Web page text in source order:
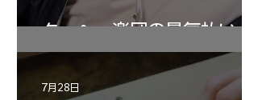
ターヘー楽団の暑気払い
7月28日